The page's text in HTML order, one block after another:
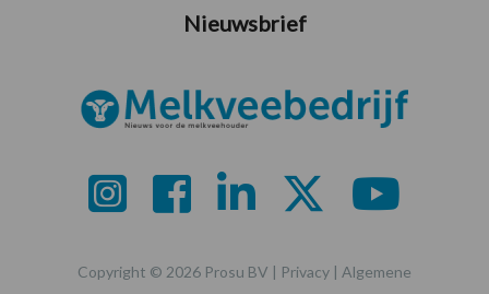
Nieuwsbrief
Copyright © 2026 Prosu BV | Privacy | Algemene